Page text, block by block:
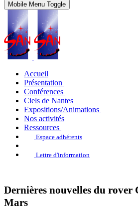
Mobile Menu Toggle
Accueil
Présentation
Conférences
Ciels de Nantes
Expositions/Animations
Nos activités
Ressources
Espace adhérents
Lettre d'information
Dernières nouvelles du
Mars